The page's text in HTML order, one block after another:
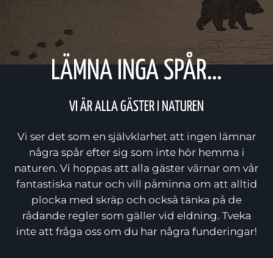
LÄMNA INGA SPÅR…
VI ÄR ALLA GÄSTER I NATUREN
Vi ser det som en självklarhet att ingen lämnar
några spår efter sig som inte hör hemma i
naturen. Vi hoppas att alla gäster värnar om vår
fantastiska natur och vill påminna om att alltid
plocka med skräp och också tänka på de
rådande regler som gäller vid eldning. Tveka
inte att fråga oss om du har några funderingar!